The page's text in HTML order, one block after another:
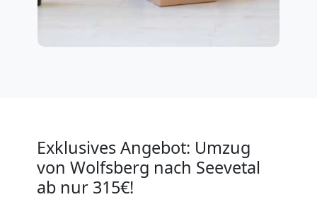
Exklusives Angebot: Umzug
von Wolfsberg nach Seevetal
ab nur 315€!